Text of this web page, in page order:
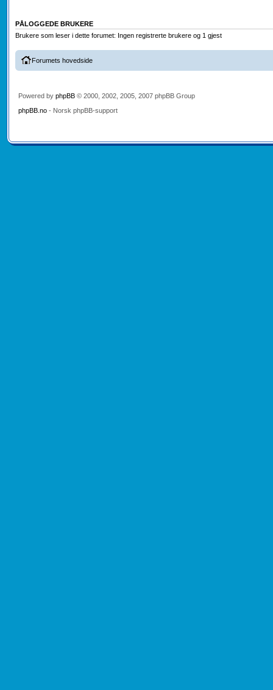
PÅLOGGEDE BRUKERE
Brukere som leser i dette forumet: Ingen registrerte brukere og 1 gjest
Forumets hovedside
Powered by phpBB© 2000, 2002, 2005, 2007 phpBB Group
phpBB.no- Norsk phpBB-support